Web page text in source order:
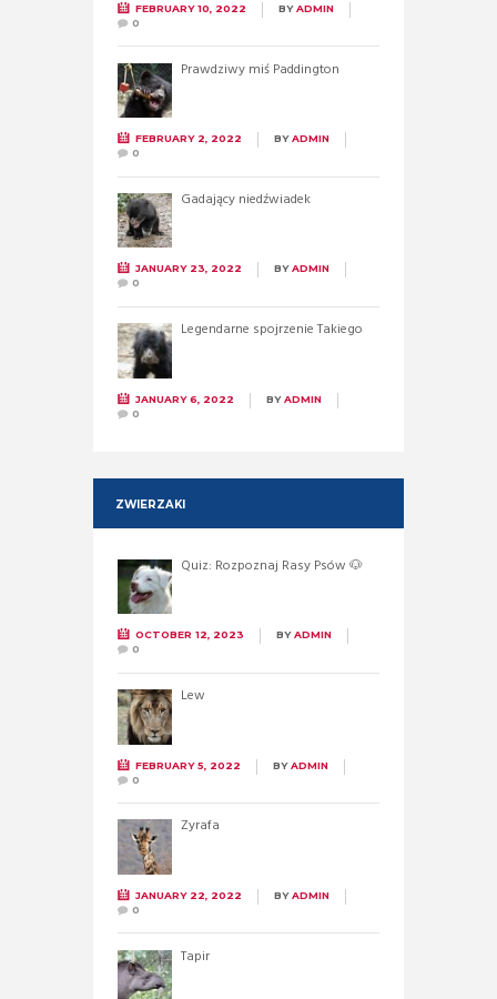
FEBRUARY 10, 2022 BYADMIN
0
Prawdziwy miś Paddington
FEBRUARY 2, 2022 BYADMIN
0
Gadający niedźwiadek
JANUARY 23, 2022 BYADMIN
0
Legendarne spojrzenie Takiego
JANUARY 6, 2022 BYADMIN
0
ZWIERZAKI
Quiz: Rozpoznaj Rasy Psów 🐶
OCTOBER 12, 2023 BYADMIN
0
Lew
FEBRUARY 5, 2022 BYADMIN
0
Żyrafa
JANUARY 22, 2022 BYADMIN
0
Tapir